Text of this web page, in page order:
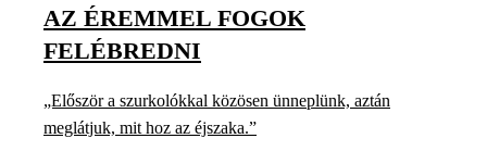
AZ ÉREMMEL FOGOK
FELÉBREDNI
„Először a szurkolókkal közösen ünneplünk, aztán
meglátjuk, mit hoz az éjszaka.”